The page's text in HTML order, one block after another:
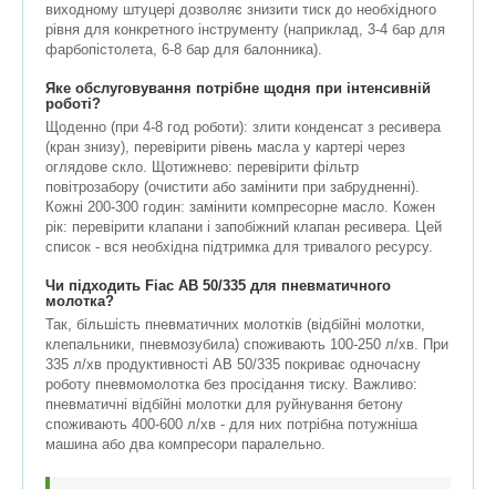
виходному штуцері дозволяє знизити тиск до необхідного
рівня для конкретного інструменту (наприклад, 3-4 бар для
фарбопістолета, 6-8 бар для балонника).
Яке обслуговування потрібне щодня при інтенсивній
роботі?
Щоденно (при 4-8 год роботи): злити конденсат з ресивера
(кран знизу), перевірити рівень масла у картері через
оглядове скло. Щотижнево: перевірити фільтр
повітрозабору (очистити або замінити при забрудненні).
Кожні 200-300 годин: замінити компресорне масло. Кожен
рік: перевірити клапани і запобіжний клапан ресивера. Цей
список - вся необхідна підтримка для тривалого ресурсу.
Чи підходить Fiac АВ 50/335 для пневматичного
молотка?
Так, більшість пневматичних молотків (відбійні молотки,
клепальники, пневмозубила) споживають 100-250 л/хв. При
335 л/хв продуктивності АВ 50/335 покриває одночасну
роботу пневмомолотка без просідання тиску. Важливо:
пневматичні відбійні молотки для руйнування бетону
споживають 400-600 л/хв - для них потрібна потужніша
машина або два компресори паралельно.